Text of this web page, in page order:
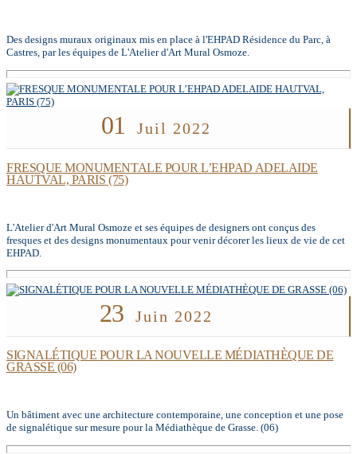
Des designs muraux originaux mis en place à l'EHPAD Résidence du Parc, à
Castres, par les équipes de L'Atelier d'Art Mural Osmoze.
01 Juil 2022
FRESQUE MONUMENTALE POUR L’EHPAD ADELAIDE
HAUTVAL, PARIS (75)
L'Atelier d'Art Mural Osmoze et ses équipes de designers ont conçus des
fresques et des designs monumentaux pour venir décorer les lieux de vie de cet
EHPAD.
23 Juin 2022
SIGNALÉTIQUE POUR LA NOUVELLE MÉDIATHÈQUE DE
GRASSE (06)
Un bâtiment avec une architecture contemporaine, une conception et une pose
de signalétique sur mesure pour la Médiathèque de Grasse. (06)